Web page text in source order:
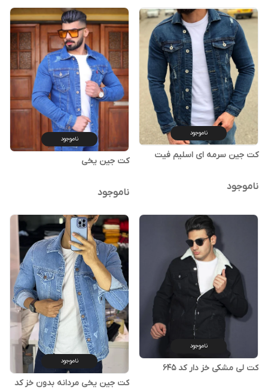
ناموجود
کت جین سرمه ای اسلیم فیت
ناموجود
ناموجود
کت جین یخی
ناموجود
ناموجود
کت لی مشکی خز دار کد 645
ناموجود
کت جین یخی مردانه بدون خز کد